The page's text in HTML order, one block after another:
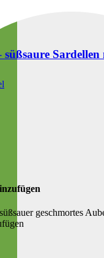
geschmortes